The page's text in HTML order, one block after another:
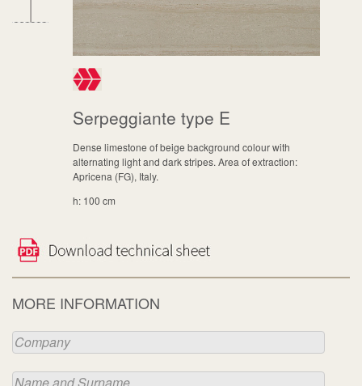
Serpeggiante type E
Dense limestone of beige background colour with
alternating light and dark stripes. Area of extraction:
Apricena (FG), Italy.
h: 100 cm
MORE INFORMATION